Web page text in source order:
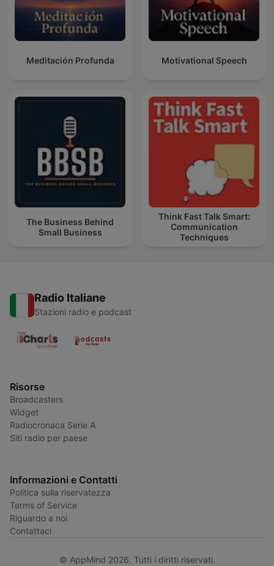
Meditación Profunda Motivational Speech
The Business Behind
Small Business
Think Fast Talk Smart:
Communication
Techniques
Radio Italiane
Stazioni radio e podcast
Risorse
Broadcasters
Widget
Radiocronaca Serie A
Siti radio per paese
Informazioni e Contatti
Politica sulla riservatezza
Terms of Service
Riguardo a noi
Contattaci
© AppMind 2026. Tutti i diritti riservati.